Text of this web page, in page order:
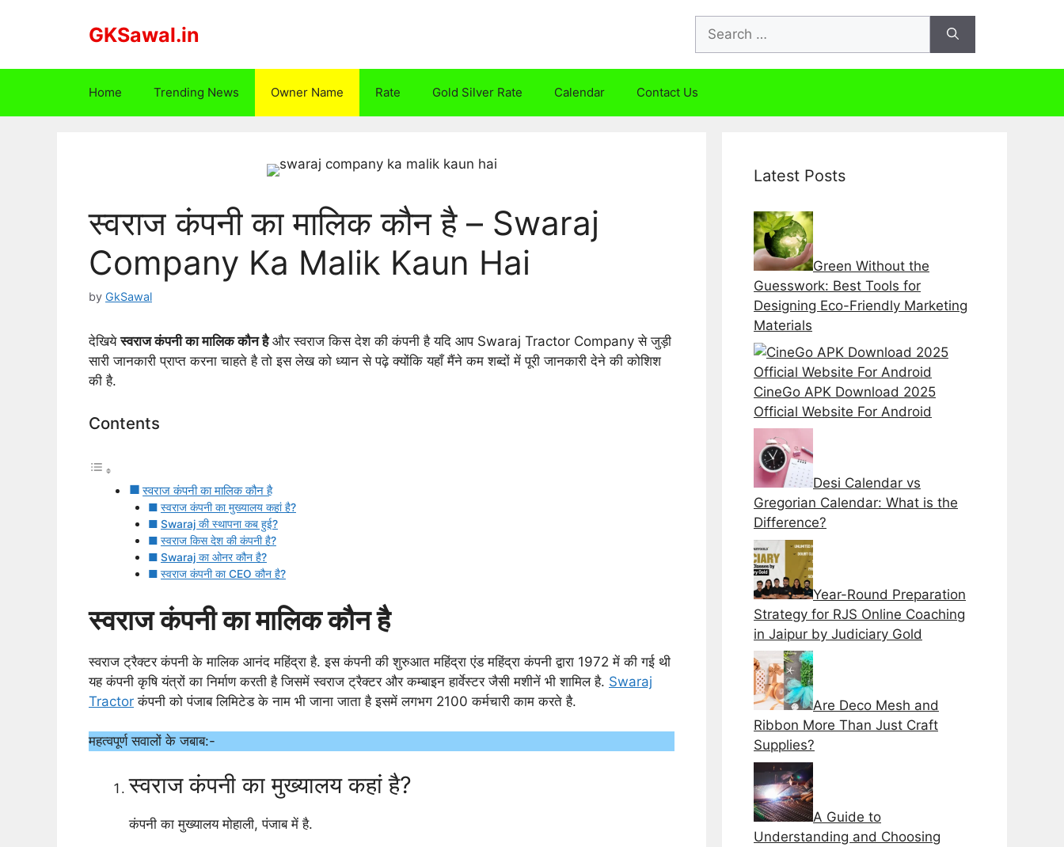
GKSawal.in
Search
for:
Home Trending News Owner Name Rate Gold Silver Rate Calendar Contact Us
स्वराज कंपनी का मालिक कौन है – Swaraj
Company Ka Malik Kaun Hai
by GkSawal
देखियेस्वराज कंपनी का मालिक कौन हैऔर स्वराज किस देश की कंपनी है यदि आप Swaraj Tractor Company से जुड़ी
सारी जानकारी प्राप्त करना चाहते है तो इस लेख को ध्यान से पढ़े क्योंकि यहाँ मैंने कम शब्दों में पूरी जानकारी देने की कोशिश
की है.
Contents
स्वराज कंपनी का मालिक कौन है
स्वराज कंपनी का मुख्यालय कहां है?
Swaraj की स्थापना कब हुई?
स्वराज किस देश की कंपनी है?
Swaraj का ओनर कौन है?
स्वराज कंपनी का CEO कौन है?
स्वराज कंपनी का मालिक कौन है
स्वराज ट्रैक्टर कंपनी के मालिक आनंद महिंद्रा है. इस कंपनी की शुरुआत महिंद्रा एंड महिंद्रा कंपनी द्वारा 1972 में की गई थी
यह कंपनी कृषि यंत्रों का निर्माण करती है जिसमें स्वराज ट्रैक्टर और कम्बाइन हार्वेस्टर जैसी मशीनें भी शामिल है. Swaraj
Tractor कंपनी को पंजाब लिमिटेड के नाम भी जाना जाता है इसमें लगभग 2100 कर्मचारी काम करते है.
महत्वपूर्ण सवालों के जबाब:-
स्वराज कंपनी का मुख्यालय कहां है?
कंपनी का मुख्यालय मोहाली, पंजाब में है.
Latest Posts
Green Without the
Guesswork: Best Tools for
Designing Eco-Friendly Marketing
Materials
CineGo APK Download 2025
Official Website For Android
Desi Calendar vs
Gregorian Calendar: What is the
Difference?
Year-Round Preparation
Strategy for RJS Online Coaching
in Jaipur by Judiciary Gold
Are Deco Mesh and
Ribbon More Than Just Craft
Supplies?
A Guide to
Understanding and Choosing